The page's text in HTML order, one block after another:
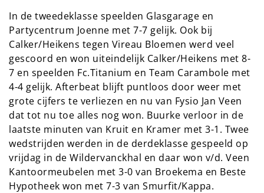
In de tweedeklasse speelden Glasgarage en
Partycentrum Joenne met 7-7 gelijk. Ook bij
Calker/Heikens tegen Vireau Bloemen werd veel
gescoord en won uiteindelijk Calker/Heikens met 8-
7 en speelden Fc.Titanium en Team Carambole met
4-4 gelijk. Afterbeat blijft puntloos door weer met
grote cijfers te verliezen en nu van Fysio Jan Veen
dat tot nu toe alles nog won. Buurke verloor in de
laatste minuten van Kruit en Kramer met 3-1. Twee
wedstrijden werden in de derdeklasse gespeeld op
vrijdag in de Wildervanckhal en daar won v/d. Veen
Kantoormeubelen met 3-0 van Broekema en Beste
Hypotheek won met 7-3 van Smurfit/Kappa.